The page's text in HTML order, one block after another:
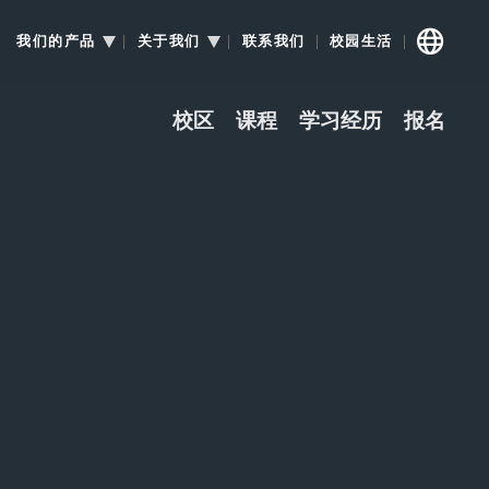
校区 课程 学习经历 报名
我们的产品 关于我们 联系我们 校园生活